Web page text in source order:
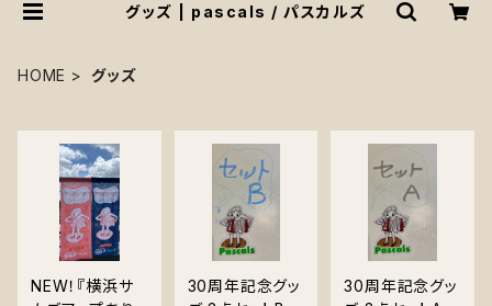
グッズ | pascals / パスカルズ
HOME グッズ
NEW！『横浜サ
30周年記念グッ
30周年記念グッ